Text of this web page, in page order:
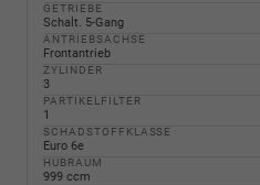
GETRIEBE
Schalt. 5-Gang
ANTRIEBSACHSE
Frontantrieb
ZYLINDER
3
PARTIKELFILTER
1
SCHADSTOFFKLASSE
Euro 6e
HUBRAUM
999 ccm